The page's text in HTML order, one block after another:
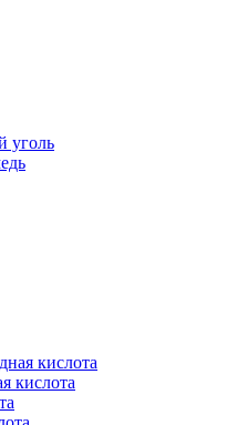
уголь
кислота
кислота